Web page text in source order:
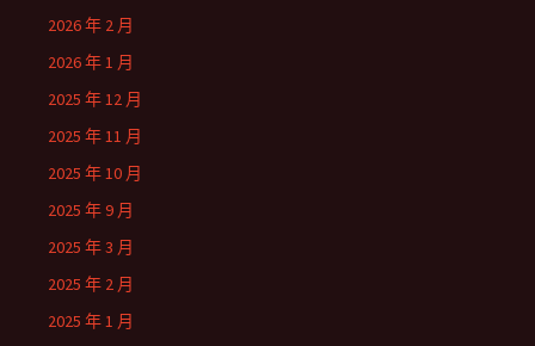
2026 年 2 月
2026 年 1 月
2025 年 12 月
2025 年 11 月
2025 年 10 月
2025 年 9 月
2025 年 3 月
2025 年 2 月
2025 年 1 月